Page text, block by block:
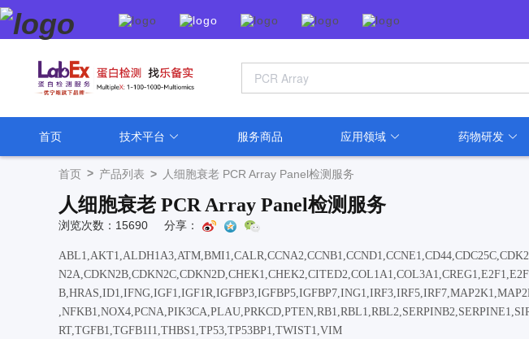
首页 技术平台 服务商品 应用领域 药物研发
首页 > 产品列表 > 人细胞衰老 PCR Array Panel检测服务
人细胞衰老 PCR Array Panel检测服务
浏览次数：15690 分享：
RT,TGFB1,TGFB1I1,THBS1,TP53,TP53BP1,TWIST1,VIM